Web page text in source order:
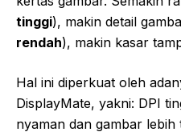
tinggi), makin detail
rendah), makin kasar
Hal ini diperkuat oleh
DisplayMate, yakni: DPI
nyaman dan gambar lebih